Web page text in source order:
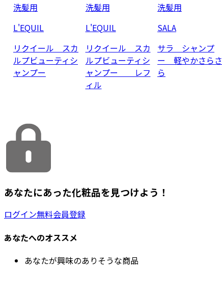
洗髪用
L'EQUIL
リクイール スカ
ルプビューティシ
ャンプー
洗髪用
L'EQUIL
リクイール スカ
ルプビューティシ
ャンプー レフ
ィル
洗髪用
SALA
サラ シャンプ
ー 軽やかさらさ
ら
あなたにあった化粧品を見つけよう！
ログイン無料会員登録
あなたへのオススメ
あなたが興味のありそうな商品